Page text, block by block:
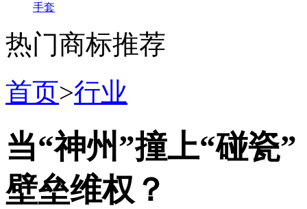
手套
热门商标推荐
首页>行业
当“神州”撞上“碰瓷
壁垒维权？